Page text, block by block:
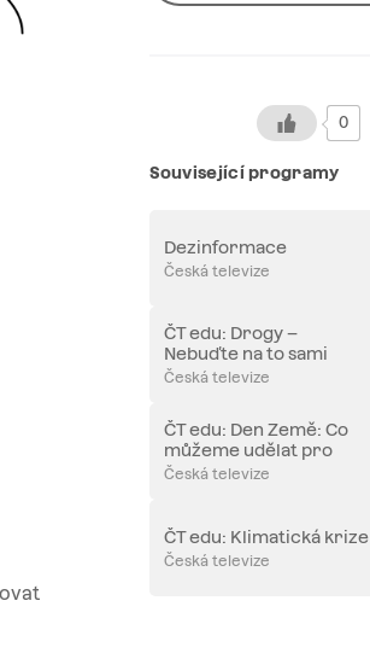
0
Související programy
Dezinformace
Česká televize
ČT edu: Drogy –
Nebuďte na to sami
Česká televize
ČT edu: Den Země: Co
můžeme udělat pro
planetu?
Česká televize
ČT edu: Klimatická krize
Česká televize